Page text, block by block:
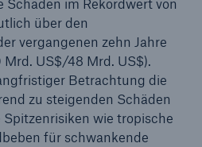
Schäden im Rekordwert von
über den
vergangenen zehn Jahre
US$/48 Mrd. US$).
Betrachtung die
zu steigenden Schäden
wie tropische
für schwankende
Escape-Taste drücken
Suche